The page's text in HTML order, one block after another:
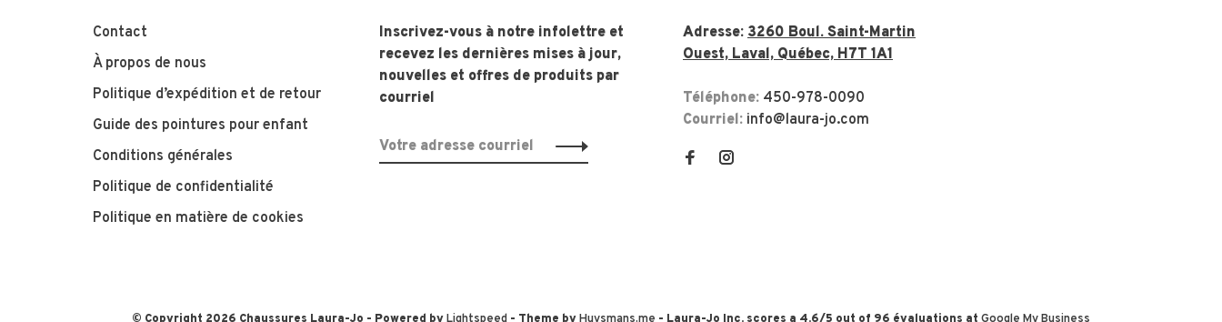
Contact
À propos de nous
Politique d’expédition et de retour
Guide des pointures pour enfant
Conditions générales
Politique de confidentialité
Politique en matière de cookies
Inscrivez-vous à notre infolettre et
recevez les dernières mises à jour,
nouvelles et offres de produits par
courriel
Adresse: 3260 Boul. Saint-Martin
Ouest, Laval, Québec, H7T 1A1
Téléphone: 450-978-0090
Courriel: info@laura-jo.com